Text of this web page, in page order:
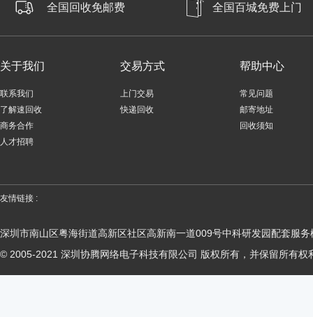
全国回收免邮费 全国百城免费上门
关于我们
联系我们
了解速回收
商务合作
人才招聘
交易方式
上门交易
快递回收
帮助中心
常见问题
邮寄地址
回收须知
友情链接 :
深圳市南山区粤海街道高新区社区高新南一道009号中科研发园配套服务
© 2005-2021 深圳协腾网络电子科技有限公司 版权所有，并保留所有权